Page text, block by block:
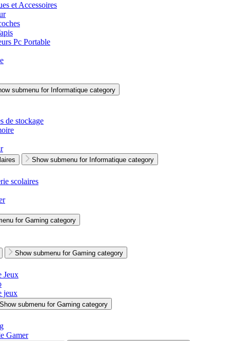
et Accessoires
Pc Portable
submenu for Informatique category
de stockage
Show submenu for Informatique category
scolaires
for Gaming category
Show submenu for Gaming category
Jeux
jeux
Show submenu for Gaming category
Gamer